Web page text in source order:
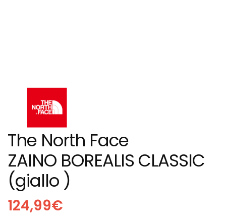
The North Face
ZAINO BOREALIS CLASSIC
(giallo )
124,99€